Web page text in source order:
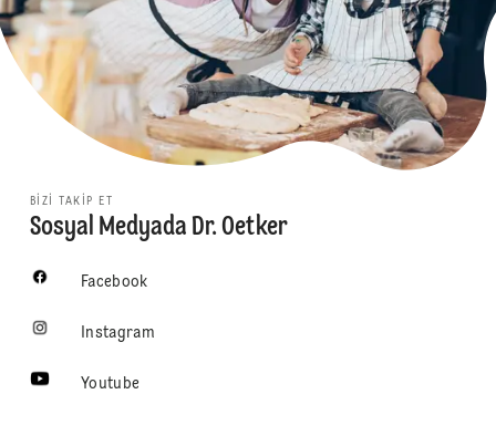
BIZI TAKIP ET
Sosyal Medyada Dr. Oetker
Facebook
Instagram
Youtube